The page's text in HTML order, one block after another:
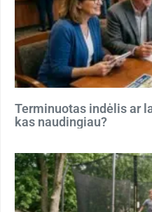
Terminuotas indėlis ar
kas naudingiau?